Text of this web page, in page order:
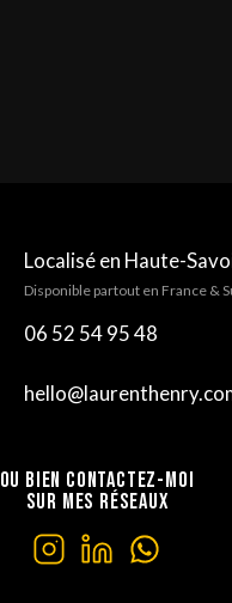
Localisé en Haute-
Disponible partout en France &
06 52 54 95 48
OU BIEN CONTACTEZ-MOI
SUR MES RÉSEAUX